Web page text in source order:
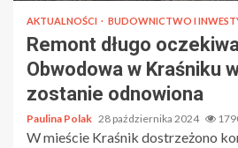
AKTUALNOŚCI BUDOWNICTWO I
Remont długo
Obwodowa w Kraśniku
zostanie odnowiona
Paulina Polak 28 października 2024
W mieście Kraśnik dostrzeżono